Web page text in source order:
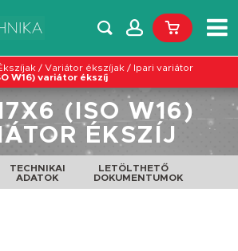
/ Variátor ékszíjak / Ipari variátor
W16) variátor ékszíj
(ISO W16)
ÉKSZÍJ
TECHNIKAI
ADATOK
LETÖLTHETŐ
DOKUMENTUMOK